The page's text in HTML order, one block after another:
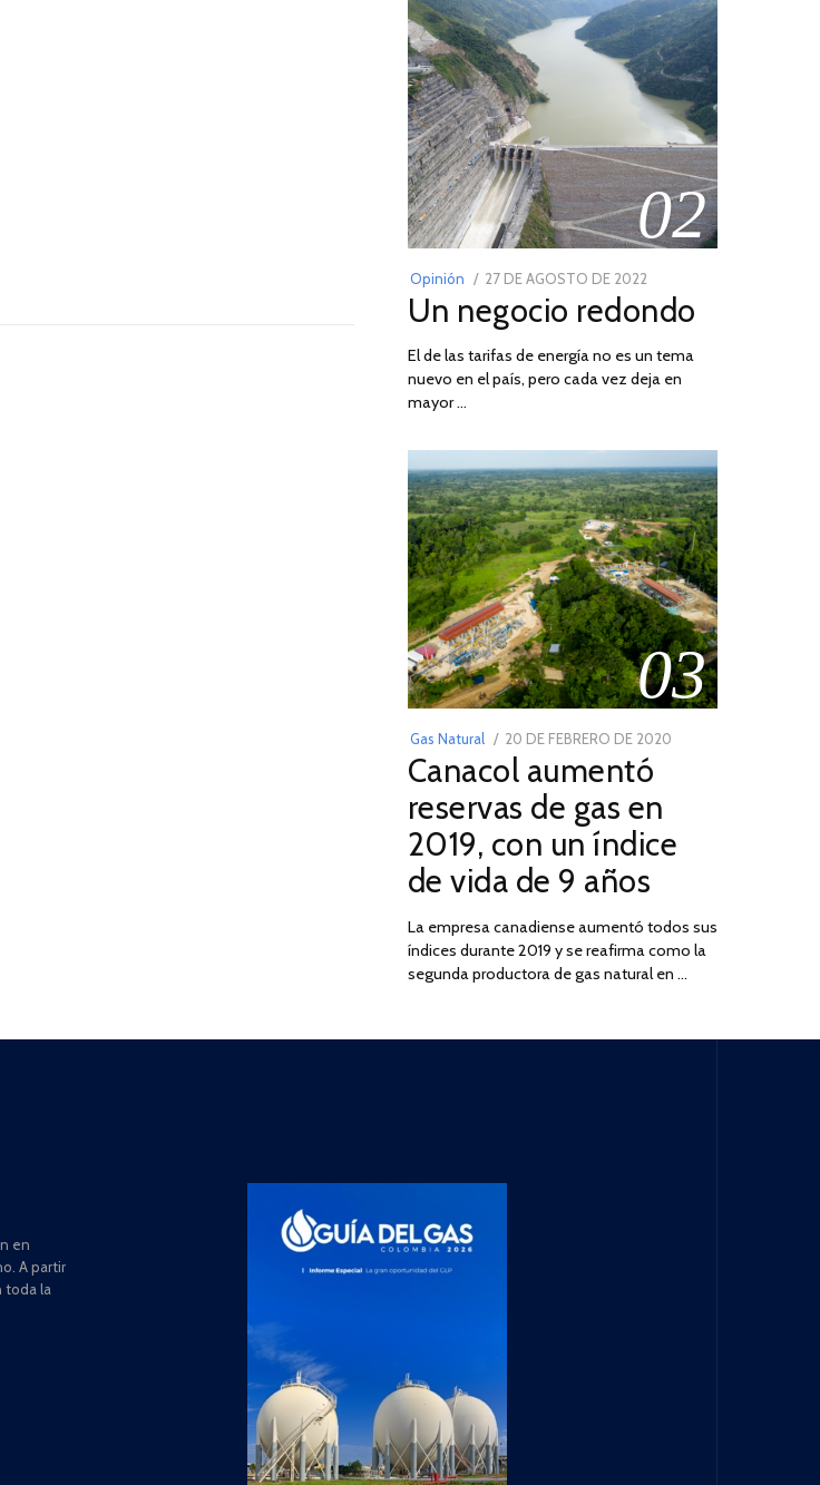
02
Opinión
POSTED
ON
27 DE AGOSTO DE 2022
DE
DE
2022
Un negocio redondo
El de las tarifas de energía no es un tema
nuevo en el país, pero cada vez deja en
mayor …
03
Gas Natural
POSTED
ON
20 DE FEBRERO DE 2020
2025
Canacol aumentó
reservas de gas en
2019, con un índice
de vida de 9 años
La empresa canadiense aumentó todos sus
índices durante 2019 y se reafirma como la
segunda productora de gas natural en …
en
A partir
toda la